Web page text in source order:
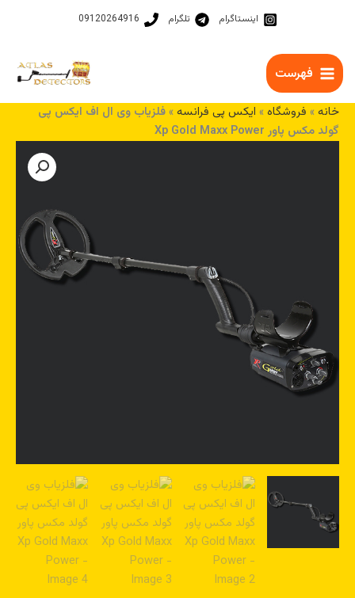
اینستاگرام تلگرام 09120264916
فهرست
خانه » فروشگاه» ایکس پی فرانسه »فلزیاب وی ال اف ایکس پی
گولد مکس پاور Xp Gold Maxx Power